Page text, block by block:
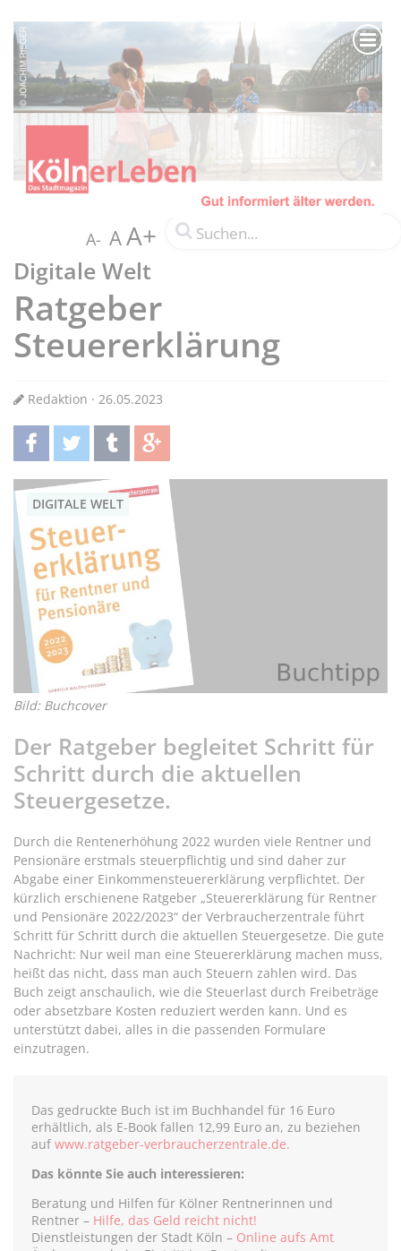
A- AA+
Digitale Welt
Ratgeber
Steuererklärung
Redaktion · 26.05.2023
teilentwittern teilen
teilen
DIGITALE WELT
Bild: Buchcover
Der Ratgeber begleitet Schritt für
Schritt durch die aktuellen
Steuergesetze.
Durch die Rentenerhöhung 2022 wurden viele Rentner und
Pensionäre erstmals steuerpflichtig und sind daher zur
Abgabe einer Einkommensteuererklärung verpflichtet. Der
kürzlich erschienene Ratgeber „Steuererklärung für Rentner
und Pensionäre 2022/2023“ der Verbraucherzentrale führt
Schritt für Schritt durch die aktuellen Steuergesetze. Die gute
Nachricht: Nur weil man eine Steuererklärung machen muss,
heißt das nicht, dass man auch Steuern zahlen wird. Das
Buch zeigt anschaulich, wie die Steuerlast durch Freibeträge
oder absetzbare Kosten reduziert werden kann. Und es
unterstützt dabei, alles in die passenden Formulare
einzutragen.
Das gedruckte Buch ist im Buchhandel für 16 Euro
erhältlich, als E-Book fallen 12,99 Euro an, zu beziehen
auf www.ratgeber-verbraucherzentrale.de.
Das könnte Sie auch interessieren:
Beratung und Hilfen für Kölner Rentnerinnen und
Rentner – Hilfe, das Geld reicht nicht!
Dienstleistungen der Stadt Köln – Online aufs Amt